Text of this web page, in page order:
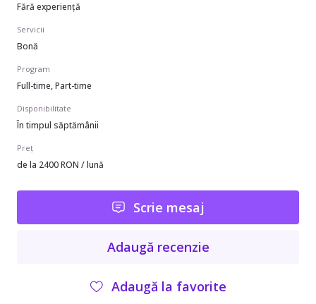
Fără experiență
Servicii
Bonă
Program
Full-time, Part-time
Disponibilitate
În timpul săptămânii
Preț
de la 2400 RON / lună
Scrie mesaj
Adaugă recenzie
Adaugă la favorite